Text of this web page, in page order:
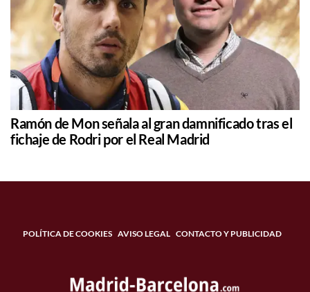
Ramón de Mon señala al gran damnificado tras el
fichaje de Rodri por el Real Madrid
POLÍTICA DE COOKIES AVISO LEGAL CONTACTO Y PUBLICIDAD